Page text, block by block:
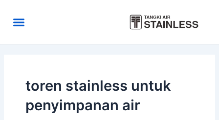
contentMenu
toren stainless untuk
penyimpanan air